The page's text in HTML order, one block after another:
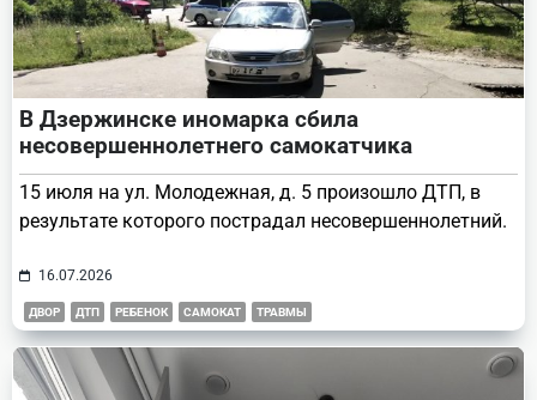
В Дзержинске иномарка сбила
несовершеннолетнего самокатчика
15 июля на ул. Молодежная, д. 5 произошло ДТП, в
результате которого пострадал несовершеннолетний.
16.07.2026
ДВОР ДТП РЕБЕНОК САМОКАТ ТРАВМЫ